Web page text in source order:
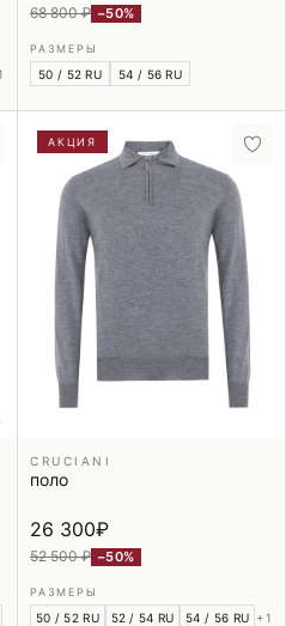
68 800 ₽ −50%
РАЗМЕРЫ
50 / 52 RU 54 / 56 RU
АКЦИЯ
CRUCIANI
поло
26 300₽
52 500 ₽ −50%
РАЗМЕРЫ
50 / 52 RU 52 / 54 RU 54 / 56 RU +1